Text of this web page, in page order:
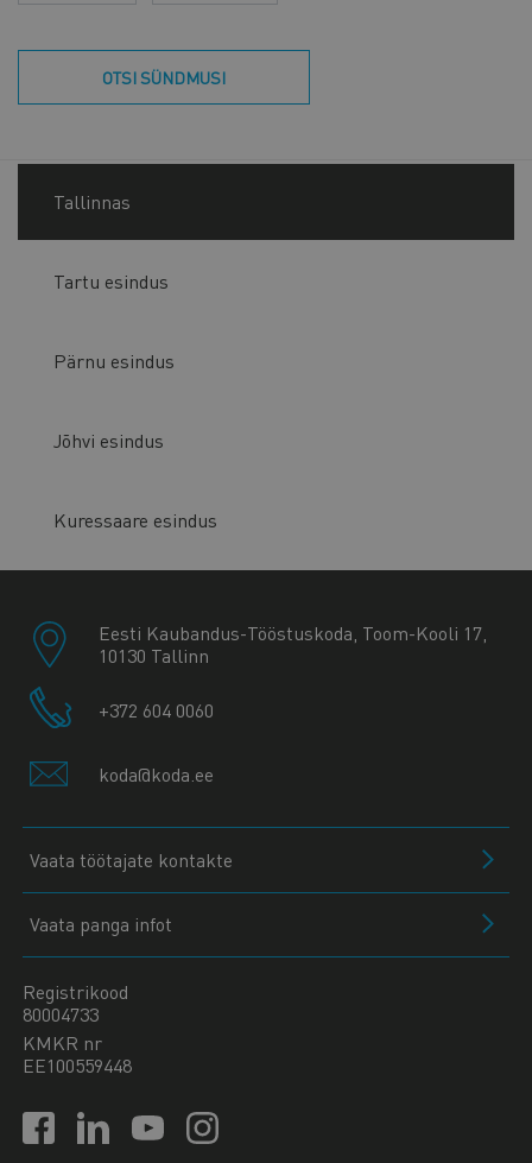
OTSI SÜNDMUSI
Tallinnas
Tartu esindus
Pärnu esindus
Jõhvi esindus
Kuressaare esindus
Eesti Kaubandus-Tööstuskoda, Toom-Kooli 17,
10130 Tallinn
+372 604 0060
koda@koda.ee
Vaata töötajate kontakte
Vaata panga infot
Registrikood
80004733
KMKR nr
EE100559448